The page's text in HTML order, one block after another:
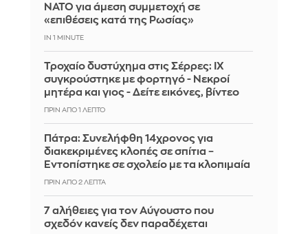
ΝΑΤΟ για άμεση συμμετοχή σε
«επιθέσεις κατά της Ρωσίας»
IN 1 MINUTE
Τροχαίο δυστύχημα στις Σέρρες: ΙΧ
συγκρούστηκε με φορτηγό - Νεκροί
μητέρα και γιος - Δείτε εικόνες, βίντεο
ΠΡΙΝ ΑΠΌ 1 ΛΕΠΤΌ
Πάτρα: Συνελήφθη 14χρονος για
διακεκριμένες κλοπές σε σπίτια –
Εντοπίστηκε σε σχολείο με τα κλοπιμαία
ΠΡΙΝ ΑΠΌ 2 ΛΕΠΤΆ
7 αλήθειες για τον Αύγουστο που
σχεδόν κανείς δεν παραδέχεται